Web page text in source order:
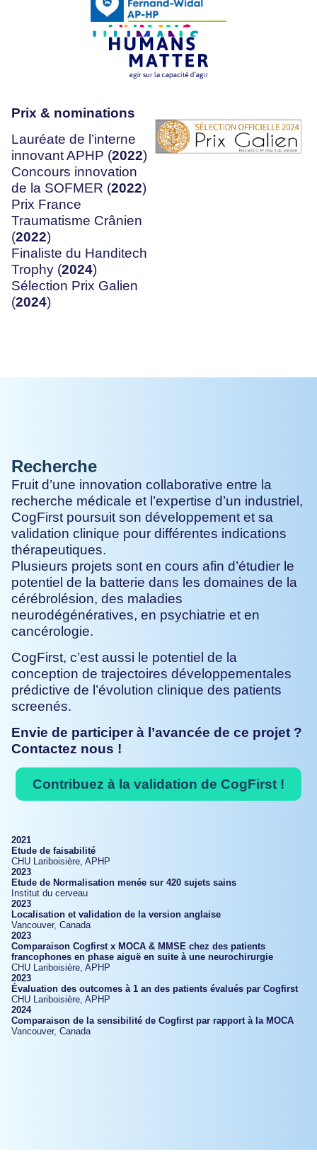
Prix & nominations
Lauréate de l’interne
innovant APHP (2022)
Concours innovation
de la SOFMER (2022)
Prix France
Traumatisme Crânien
(2022)
Finaliste du Handitech
Trophy (2024)
Sélection Prix Galien
(2024)
Recherche
Fruit d’une innovation collaborative entre la
recherche médicale et l’expertise d’un industriel,
CogFirst poursuit son développement et sa
validation clinique pour différentes indications
thérapeutiques.
Plusieurs projets sont en cours afin d’étudier le
potentiel de la batterie dans les domaines de la
cérébrolésion, des maladies
neurodégénératives, en psychiatrie et en
cancérologie.
CogFirst, c’est aussi le potentiel de la
conception de trajectoires développementales
prédictive de l’évolution clinique des patients
screenés.
Envie de participer à l’avancée de ce projet ?
Contactez nous !
Contribuez à la validation de CogFirst !
2021
Etude de faisabilité
CHU Lariboisière, APHP
2023
Etude de Normalisation menée sur 420 sujets sains
Institut du cerveau
2023
Localisation et validation de la version anglaise
Vancouver, Canada
2023
Comparaison Cogfirst x MOCA & MMSE chez des patients
francophones en phase aiguë en suite à une neurochirurgie
CHU Lariboisière, APHP
2023
Évaluation des outcomes à 1 an des patients évalués par Cogfirst
CHU Lariboisière, APHP
2024
Comparaison de la sensibilité de Cogfirst par rapport à la MOCA
Vancouver, Canada